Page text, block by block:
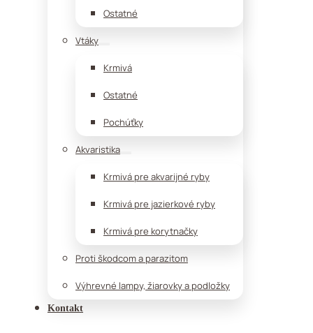
Ostatné
Vtáky
Krmivá
Ostatné
Pochúťky
Akvaristika
Krmivá pre akvarijné ryby
Krmivá pre jazierkové ryby
Krmivá pre korytnačky
Proti škodcom a parazitom
Výhrevné lampy, žiarovky a podložky
Kontakt